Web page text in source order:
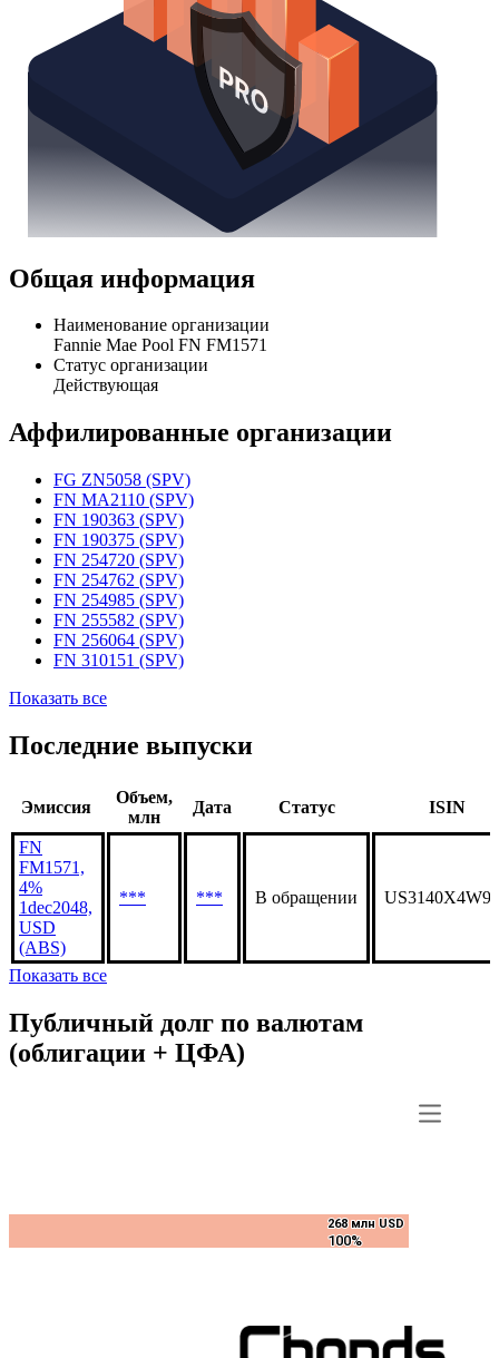
Общая информация
Наименование организации
Fannie Mae Pool FN FM1571
Статус организации
Действующая
Аффилированные организации
FG ZN5058 (SPV)
FN MA2110 (SPV)
FN 190363 (SPV)
FN 190375 (SPV)
FN 254720 (SPV)
FN 254762 (SPV)
FN 254985 (SPV)
FN 255582 (SPV)
FN 256064 (SPV)
FN 310151 (SPV)
Показать все
Последние выпуски
Эмиссия
Объем,
млн
Дата Статус ISIN
FN
FM1571,
4%
1dec2048,
USD
(ABS)
*** *** В обращении
Показать все
Публичный долг по валютам
(облигации + ЦФА)
268 млн USD
100%
268 млн USD
100%